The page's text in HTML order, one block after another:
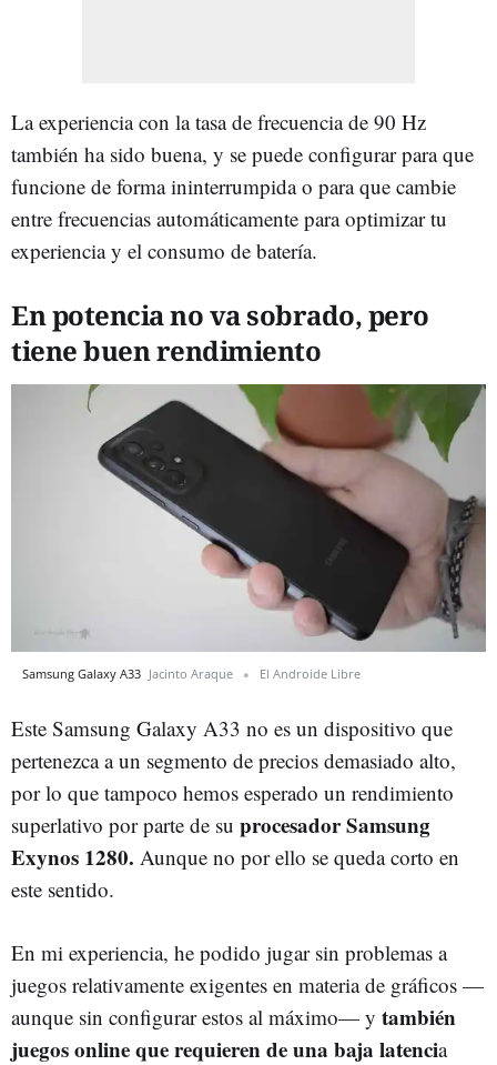
La experiencia con la tasa de frecuencia de 90 Hz
también ha sido buena, y se puede configurar para que
funcione de forma ininterrumpida o para que cambie
entre frecuencias automáticamente para optimizar tu
experiencia y el consumo de batería.
En potencia no va sobrado, pero
tiene buen rendimiento
Samsung Galaxy A33 Jacinto Araque El Androide Libre
Este Samsung Galaxy A33 no es un dispositivo que
pertenezca a un segmento de precios demasiado alto,
por lo que tampoco hemos esperado un rendimiento
superlativo por parte de su procesador Samsung
Exynos 1280. Aunque no por ello se queda corto en
este sentido.
En mi experiencia, he podido jugar sin problemas a
juegos relativamente exigentes en materia de gráficos —
aunque sin configurar estos al máximo— y también
juegos online que requieren de una baja latencia